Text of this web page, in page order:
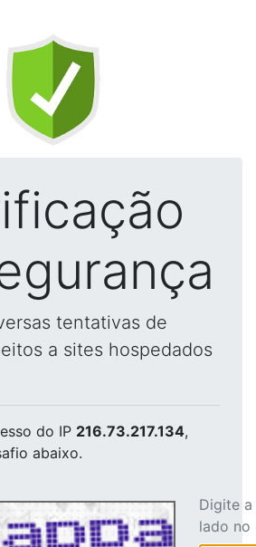
tentativas de
a sites hospedados
do IP 216.73.217.134,
abaixo.
Digite
lado no